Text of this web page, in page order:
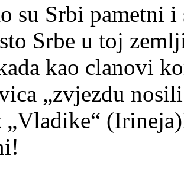
su Srbi pametni
Srbe u toj
kao clanovi
„zvjezdu
„Vladike“